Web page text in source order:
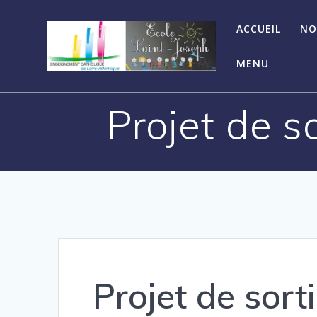
ACCUEIL
MENU
Projet de
Projet de